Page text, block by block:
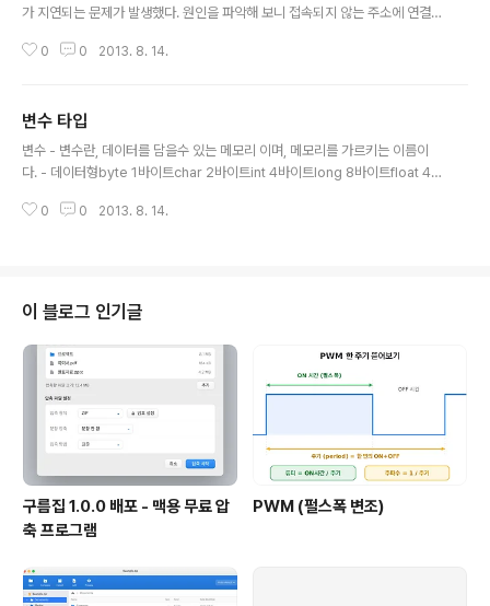
가 지연되는 문제가 발생했다. 원인을 파악해 보니 접속되지 않는 주소에 연결
d의 Abort 기능이나 interrupt 로 처리해 보았지만, 여전히 문제는 해결되지
oft.com/ko-kr/library/system.threading.thread.isbackground.asp
x 스레드가 배경 스레드인지 여부를 나타내는 값을 가져오거나 설정합니다. 네
임스페이스: Syste..
0 0 2013. 8. 14.
변수 타입
변수 - 변수란, 데이터를 담을수 있는 메모리 이며, 메모리를 가르키는 이름이
다. - 데이터형byte 1바이트char 2바이트int 4바이트long 8바이트float 4
터형은 기본적으로 위에서 표기된 정해진 메모리를 할당한다. 사용법 예제 int
0 0 2013. 8. 14.
이 블로그 인기글
구름집 1.0.0 배포 - 맥용 무료 압
축 프로그램
PWM (펄스폭 변조)